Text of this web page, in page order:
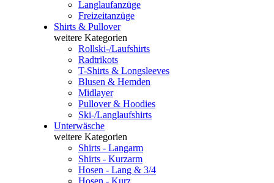
Langlaufanzüge
Freizeitanzüge
Shirts & Pullover
weitere Kategorien
Rollski-/Laufshirts
Radtrikots
T-Shirts & Longsleeves
Blusen & Hemden
Midlayer
Pullover & Hoodies
Ski-/Langlaufshirts
Unterwäsche
weitere Kategorien
Shirts - Langarm
Shirts - Kurzarm
Hosen - Lang & 3/4
Hosen - Kurz